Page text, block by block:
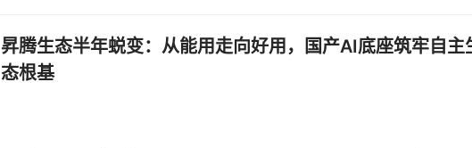
昇腾生态半年蜕变：从能用走向好用，国产AI底座筑牢自主
态根基